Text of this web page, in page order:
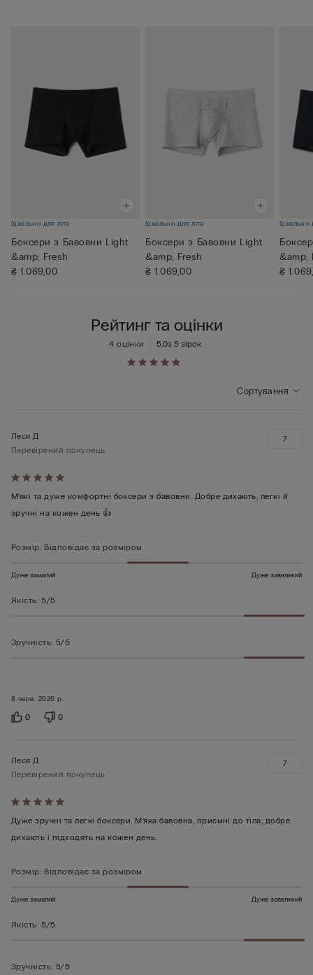
Ідеально для літа
Боксери з Бавовни Light
&amp; Fresh
₴ 1.069,00
Ідеально для літа
Боксери з Бавовни Light
&amp; Fresh
₴ 1.069,00
Ідеально
&amp;
₴
Рейтинг та оцінки
5,0з 5 зірок
4 оцінки
Сортування
Оцінено
5
з
8 черв. 2026 р.
Леся Д
Перевірений покупець
М’які та дуже комфортні боксери з бавовни. Добре дихають, легкі й
зручні на кожен день 👍
7
Розмір: Відповідає за розміром
Дуже замалий Дуже завеликий
Якість: 5/5
Зручність: 5/5
0 0
Оцінено
5
з
Леся Д
Перевірений покупець
Дуже зручні та легкі боксери. М’яка бавовна, приємні до тіла, добре
дихають і підходять на кожен день.
7
Розмір: Відповідає за розміром
Дуже замалий Дуже завеликий
Якість: 5/5
Зручність: 5/5